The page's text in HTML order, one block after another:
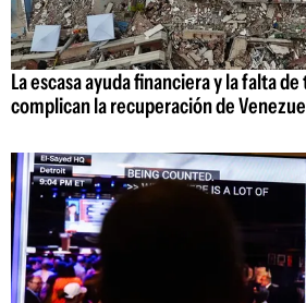
La escasa ayuda financiera y la falta
complican la recuperación de